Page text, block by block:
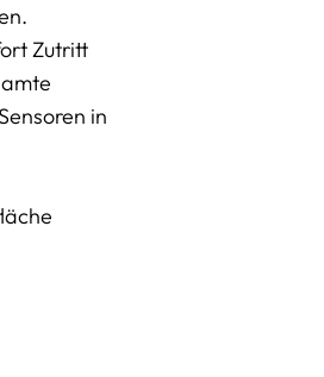
Zutritt
in